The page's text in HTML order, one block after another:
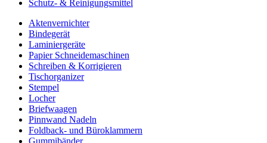
Schutz- & Reinigungsmittel
Aktenvernichter
Bindegerät
Laminiergeräte
Papier Schneidemaschinen
Schreiben & Korrigieren
Tischorganizer
Stempel
Locher
Briefwaagen
Pinnwand Nadeln
Foldback- und Büroklammern
Gummibänder